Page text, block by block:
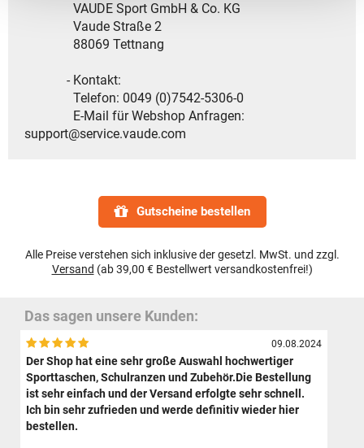
VAUDE Sport GmbH & Co. KG
Vaude Straße 2
88069 Tettnang
- Kontakt:
Telefon: 0049 (0)7542-5306-0
E-Mail für Webshop Anfragen:
support@service.vaude.com
Gutscheine bestellen
Alle Preise verstehen sich inklusive der gesetzl. MwSt. und zzgl.
Versand (ab 39,00 € Bestellwert versandkostenfrei!)
Das sagen unsere Kunden:
09.08.2024
Der Shop hat eine sehr große Auswahl hochwertiger
Sporttaschen, Schulranzen und Zubehör.Die Bestellung
ist sehr einfach und der Versand erfolgte sehr schnell.
Ich bin sehr zufrieden und werde definitiv wieder hier
bestellen.